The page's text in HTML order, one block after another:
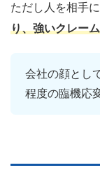
ただし人を相手
り、強いクレー
会社の顔とし
程度の臨機応